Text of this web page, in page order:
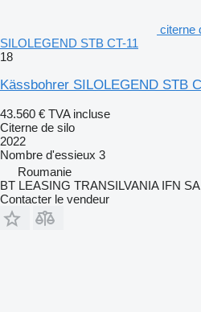
citerne
SILOLEGEND STB CT-11
18
Kässbohrer SILOLEGEND STB
43.560 € TVA incluse
Citerne de silo
2022
Nombre d'essieux 3
Roumanie
BT LEASING TRANSILVANIA IFN SA
Contacter le vendeur